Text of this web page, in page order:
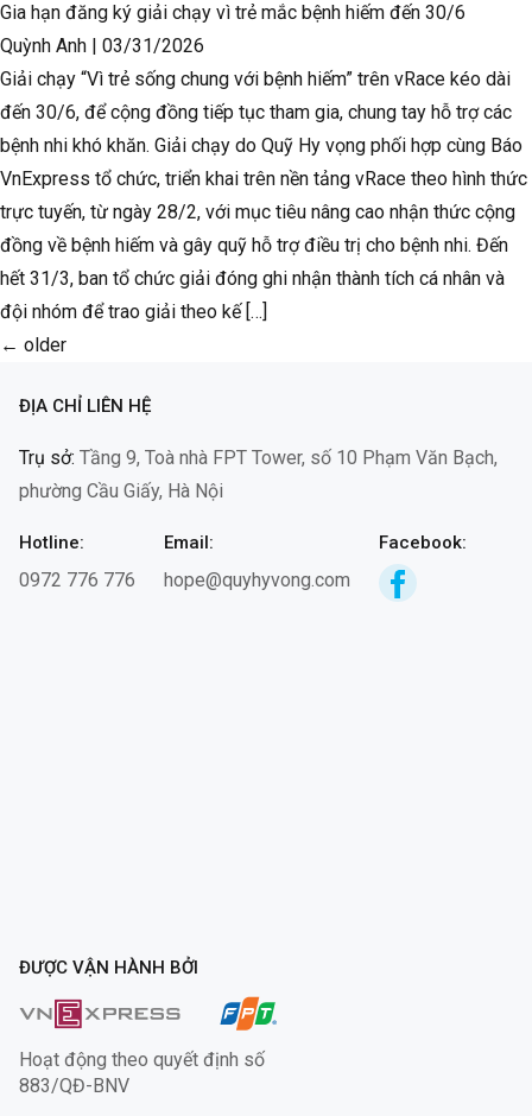
Gia hạn đăng ký giải chạy vì trẻ mắc bệnh hiếm đến 30/6
Quỳnh Anh | 03/31/2026
Giải chạy “Vì trẻ sống chung với bệnh hiếm” trên vRace kéo dài
đến 30/6, để cộng đồng tiếp tục tham gia, chung tay hỗ trợ các
bệnh nhi khó khăn. Giải chạy do Quỹ Hy vọng phối hợp cùng Báo
VnExpress tổ chức, triển khai trên nền tảng vRace theo hình thức
trực tuyến, từ ngày 28/2, với mục tiêu nâng cao nhận thức cộng
đồng về bệnh hiếm và gây quỹ hỗ trợ điều trị cho bệnh nhi. Đến
hết 31/3, ban tổ chức giải đóng ghi nhận thành tích cá nhân và
đội nhóm để trao giải theo kế […]
← older
ĐỊA CHỈ LIÊN HỆ
Trụ sở: Tầng 9, Toà nhà FPT Tower, số 10 Phạm Văn Bạch,
phường Cầu Giấy, Hà Nội
Hotline:
0972 776 776
Email:
hope@quyhyvong.com
Facebook:
ĐƯỢC VẬN HÀNH BỞI
Hoạt động theo quyết định số
883/QĐ-BNV